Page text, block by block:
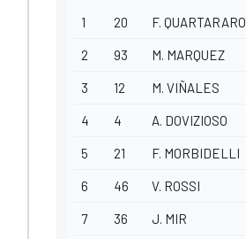
1 20 F. QUARTARARO
2 93 M. MARQUEZ
3 12 M. VIÑALES
4 4 A. DOVIZIOSO
5 21 F. MORBIDELLI
6 46 V. ROSSI
7 36 J. MIR